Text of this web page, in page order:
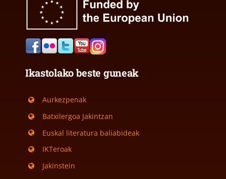
Ikastolako beste guneak
Aurkezpenak
Batxilergoa Jakintzan
Euskal literatura baliabideak
IKTeroak
Jakinstein